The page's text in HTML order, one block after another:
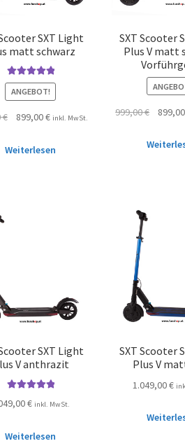
SXT Light
matt schwarz
Bewertet mit
5.00von 5
ANGEBOT!
€ 899,00€ inkl. MwSt.
Weiterlesen
SXT Scooter
Plus V matt
999,00€ 899,00
SXT Light
V anthrazit
5.00 von 5
€ inkl. MwSt.
Weiterlesen
SXT Scooter
Plus V
1.049,00€